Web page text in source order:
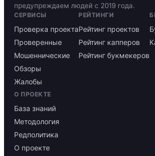
предупреждаем людей с 2019 года.
СЕРВИСЫ
Проверка проекта
Проверенные
Мошеннические
Обзоры
Жалобы
РЕЙТИНГИ
Рейтинг проектов
Рейтинг капперов
Рейтинг букмекеров
О ПРОЕКТЕ
База знаний
Методология
Редполитика
О проекте